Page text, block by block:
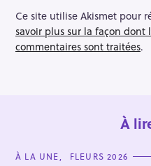
Ce site utilise Akismet pour
savoir plus sur la façon dont
commentaires sont traitées.
À
C
À LA UNE FLEURS 2026